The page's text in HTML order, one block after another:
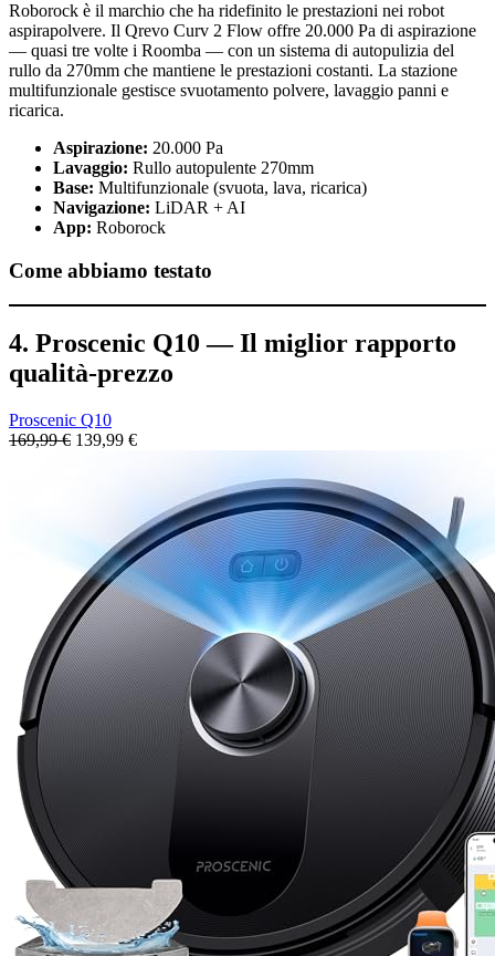
Roborock è il marchio che ha ridefinito le prestazioni nei robot
aspirapolvere. Il Qrevo Curv 2 Flow offre 20.000 Pa di aspirazione
— quasi tre volte i Roomba — con un sistema di autopulizia del
rullo da 270mm che mantiene le prestazioni costanti. La stazione
multifunzionale gestisce svuotamento polvere, lavaggio panni e
ricarica.
Aspirazione: 20.000 Pa
Lavaggio: Rullo autopulente 270mm
Base: Multifunzionale (svuota, lava, ricarica)
Navigazione: LiDAR + AI
App: Roborock
Come abbiamo testato
4. Proscenic Q10 — Il miglior rapporto
qualità-prezzo
Proscenic Q10
169,99 € 139,99 €